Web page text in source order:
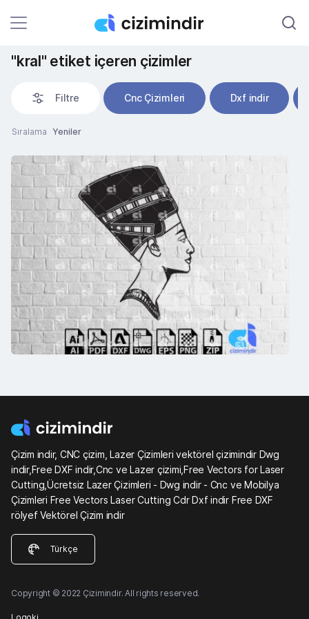
"kral" etiket içeren çizimler
Filtre Cnc Çizimleri Dxf indir
Sıralama Yeniler
Çizim indir, CNC çizim, Lazer Çizimleri vektörel çizimindir Dwg
indir,Free DXF indir,Cnc ve Lazer çizimi,Free Vectors for Laser
Cutting,Ücretsiz Lazer Çizimleri - Dwg indir - Cnc ve Mobilya
Çizimleri Free Vectors Laser Cutting Cdr Dxf indir Free DXF
rölyef Vektörel Çizim indir
Türkçe
Copyright © 2022 Çizimindir. All rights reserved.